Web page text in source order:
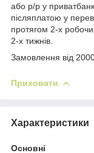
або р/р у
післяплатою у
протягом 2-х
2-х тижнів.
Замовлення від
Приховати
Характеристики
Основні